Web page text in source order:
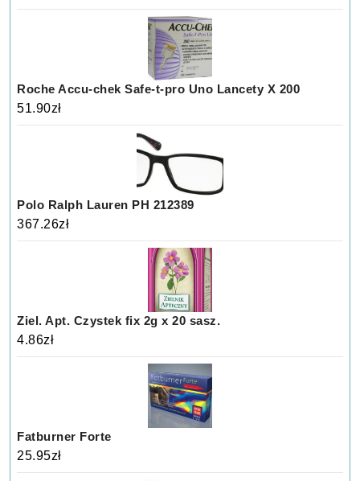
Roche Accu-chek Safe-t-pro Uno Lancety X 200
51.90zł
Polo Ralph Lauren PH 212389
367.26zł
Ziel. Apt. Czystek fix 2g x 20 sasz.
4.86zł
Fatburner Forte
25.95zł